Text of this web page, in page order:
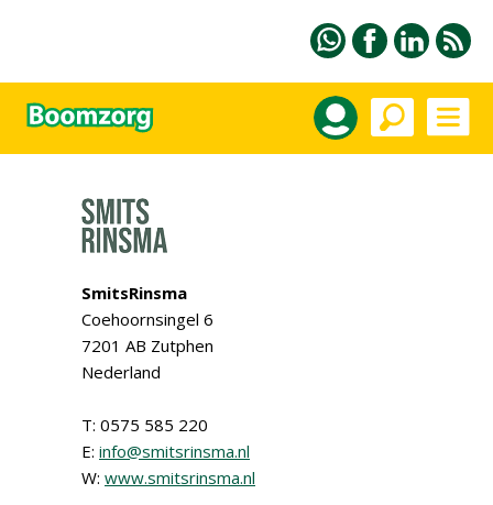
SmitsRinsma
Coehoornsingel 6
7201 AB Zutphen
Nederland
T: 0575 585 220
E: info@smitsrinsma.nl
W: www.smitsrinsma.nl